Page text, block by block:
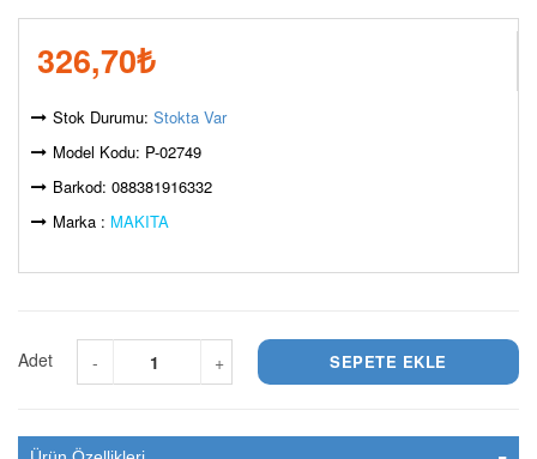
326,70₺
Stok Durumu: Stokta Var
Model Kodu: P-02749
Barkod: 088381916332
Marka : MAKITA
Adet +
-